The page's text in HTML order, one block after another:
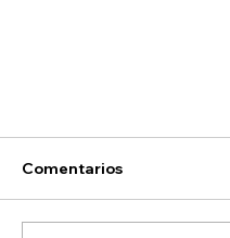
Hoyos
Comentarios